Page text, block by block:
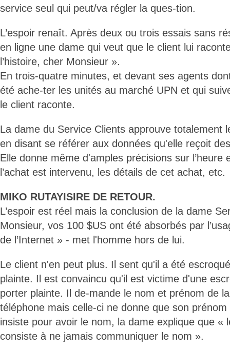
service seul qui peut/va régler la ques-tion.
L’espoir renaît. Après deux ou trois essais sans
en ligne une dame qui veut que le client lui
l’histoire, cher Monsieur ».
En trois-quatre minutes, et devant ses agents
été ache-ter les unités au marché UPN et qui
le client raconte.
La dame du Service Clients approuve totalement
en disant se référer aux données qu'elle reçoit
Elle donne même d'amples précisions sur l’heure
l’achat est intervenu, les détails de cet achat, etc.
MIKO RUTAYISIRE DE RETOUR.
L’espoir est réel mais la conclusion de la dame
Monsieur, vos 100 $US ont été absorbés par
de l’Internet » - met l'homme hors de lui.
Le client n'en peut plus. Il sent qu'il a été
plainte. Il est convaincu qu'il est victime d'une
porter plainte. Il de-mande le nom et prénom de
téléphone mais celle-ci ne donne que son
insiste pour avoir le nom, la dame explique que «
consiste à ne jamais communiquer le nom ».